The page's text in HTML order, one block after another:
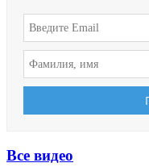
Все видео